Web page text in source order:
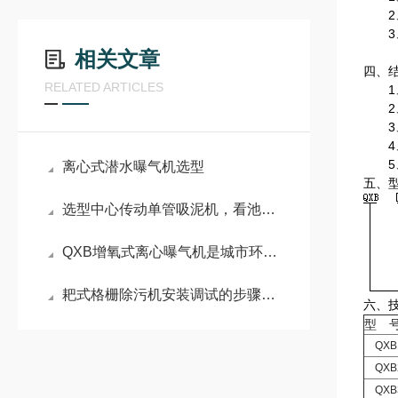
相关文章
RELATED ARTICLES
离心式潜水曝气机选型
选型中心传动单管吸泥机，看池径、污泥特性和预算
QXB增氧式离心曝气机是城市环保事业*一部分
耙式格栅除污机安装调试的步骤有哪些
2、
3、
四、
1、
2、
3、
4、
5、
五、
六、
型